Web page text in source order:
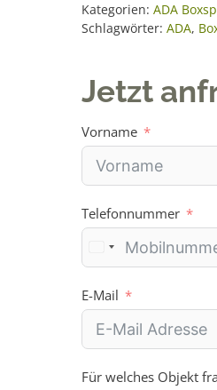
Kategorien:ADA
Schlagwörter:ADA,
Jetzt
Vorname
Telefonnummer
E-Mail
Für welches Objekt